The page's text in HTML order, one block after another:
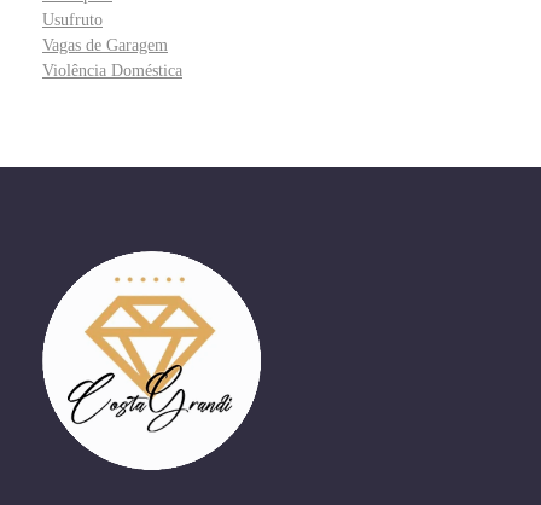
Usufruto
Vagas de Garagem
Violência Doméstica